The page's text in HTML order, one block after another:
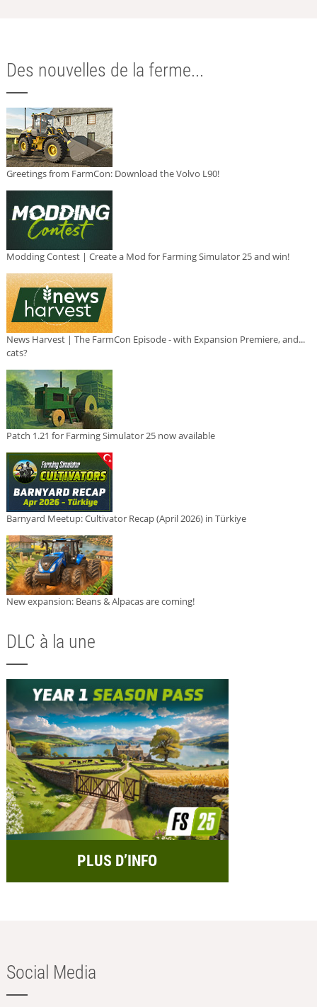
Des nouvelles de la ferme...
Greetings from FarmCon: Download the Volvo L90!
Modding Contest | Create a Mod for Farming Simulator 25 and win!
News Harvest | The FarmCon Episode - with Expansion Premiere, and...
cats?
Patch 1.21 for Farming Simulator 25 now available
Barnyard Meetup: Cultivator Recap (April 2026) in Türkiye
New expansion: Beans & Alpacas are coming!
DLC à la une
PLUS D’INFO
Social Media